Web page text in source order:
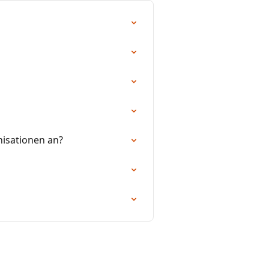
an?